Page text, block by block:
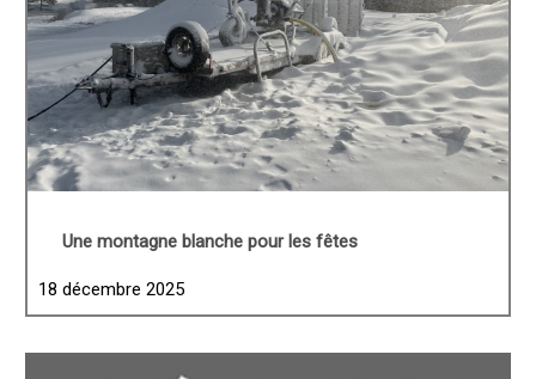
Une montagne blanche pour les fêtes
18 décembre 2025